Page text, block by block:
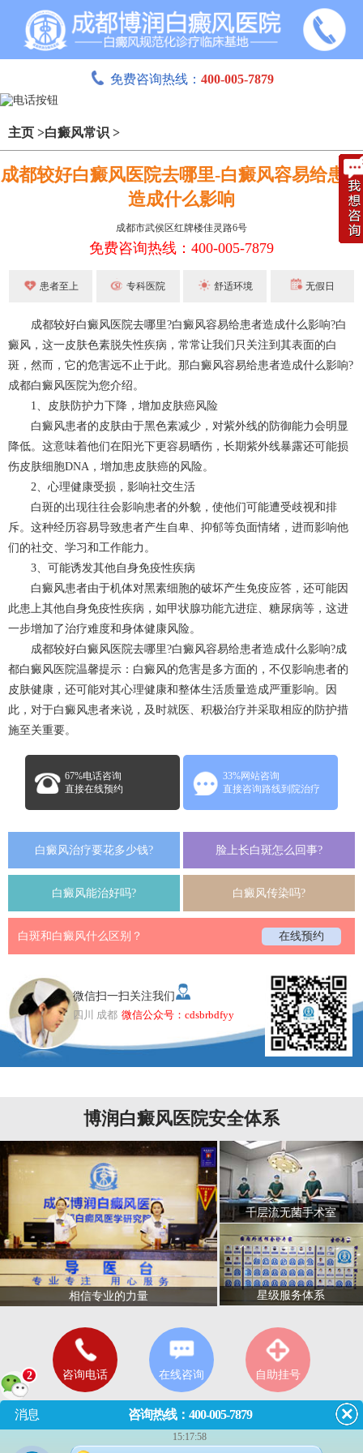
免费咨询热线： 400-005-7879
主页 >白癜风常识 >
成都较好白癜风医院去哪里-白癜风容易给患者
造成什么影响
成都市武侯区红牌楼佳灵路6号
免费咨询热线：400-005-7879
患者至上 专科医院 舒适环境 无假日
成都较好白癜风医院去哪里?白癜风容易给患者造成什么影响?白
癜风，这一皮肤色素脱失性疾病，常常让我们只关注到其表面的白
斑，然而，它的危害远不止于此。那白癜风容易给患者造成什么影响?
成都白癜风 医院为您介绍。
1、皮肤防护力下降，增加皮肤癌风险
白癜风患者的皮肤由于黑色素减少，对紫外线的防御能力会明显
降低。这意味着他们在阳光下更容易晒伤，长期紫外线暴露还可能损
伤皮肤细胞DNA，增加患皮肤癌的风险。
2、心理健康受损，影响社交生活
白斑的出现往往会影响患者的外貌，使他们可能遭受歧视和排
斥。这种经历容易导致患者产生自卑、抑郁等负面情绪，进而影响他
们的社交、学习和工作能力。
3、可能诱发其他自身免疫性疾病
白癜风患者由于机体对黑素细胞的破坏产生免疫应答，还可能因
此患上其他自身免疫性疾病，如甲状腺功能亢进症、糖尿病等，这进
一步增加了治疗难度和身体健康风险。
成都较好白癜风医院去哪里?白癜风容易给患者造成什么影响?成
都白癜风医院温馨提示：白癜风的危害是多方面的，不仅影响患者的
皮肤健康，还可能对其心理健康和整体生活质量造成严重影响。因
此，对于白癜风患者来说，及时就医、积极治疗并采取相应的防护措
施至关重要。
67%电话咨询
直接在线预约
33%网站咨询
直接咨询路线到院治疗
白癜风治疗要花多少钱? 脸上长白斑怎么回事?
白癜风能治好吗? 白癜风传染吗?
白斑和白癜风什么区别？ 在线预约
微信扫一扫关注我们
四川 成都 微信公众号：cdsbrbdfyy
博润白癜风医院安全体系
相信专业的力量
千层流无菌手术室
星级服务体系
咨询电话 在线咨询 自助挂号
门诊（节假日无休息）8:00—18:00
2
消息 咨询热线：400-005-7879
15:17:58